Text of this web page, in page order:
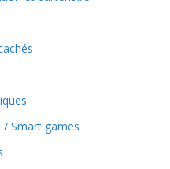
/ Smart games